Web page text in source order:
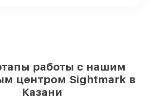
работы с нашим
центром Sightmark в
Казани